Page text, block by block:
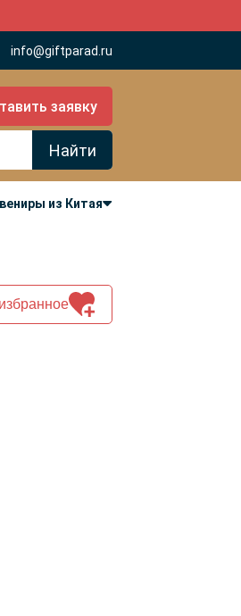
info@giftparad.ru
Найти
заявку
из Китая